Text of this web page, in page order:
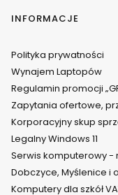
INFORMACJE
Polityka prywatności
Wynajem Laptopów
Regulamin promocji
Zapytania ofertowe,
Korporacyjny skup
Legalny Windows 11
Serwis komputerowy
Dobczyce, Myślenice i
Komputery dla szkół